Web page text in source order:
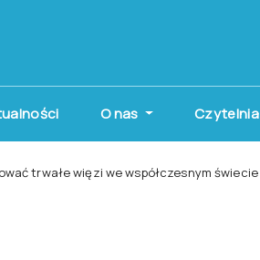
O nas Czytelnia
trwałe więzi we współczesnym świecie